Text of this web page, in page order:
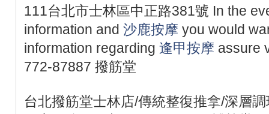
111台北市士林區中正路381號 In the
information and 沙鹿按摩 you would
information regarding 逢甲按摩 assure
772-87887 撥筋堂
台北撥筋堂士林店/傳統整復推拿/深層